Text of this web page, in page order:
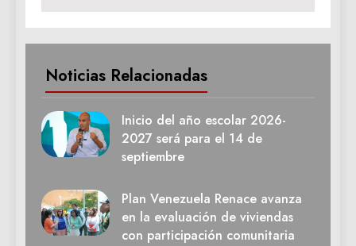
Noticias Relacionadas
Inicio del año escolar 2026-
2027 será para el 14 de
septiembre
Plan Venezuela Renace avanza
en la evaluación de viviendas
con participación comunitaria